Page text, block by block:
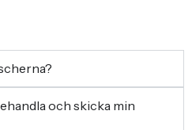
och skicka min